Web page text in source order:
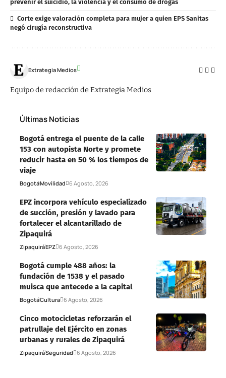
prevenir el suicidio, la violencia y el consumo de drogas
Corte exige valoración completa para mujer a quien EPS Sanitas
negó cirugía reconstructiva
Extrategia Medios
Equipo de redacción de Extrategia Medios
Últimas Noticias
Bogotá entrega el puente de la calle
153 con autopista Norte y promete
reducir hasta en 50 % los tiempos de
viaje
BogotáMovilidad 6 Agosto, 2026
EPZ incorpora vehículo especializado
de succión, presión y lavado para
fortalecer el alcantarillado de
Zipaquirá
ZipaquiráEPZ 6 Agosto, 2026
Bogotá cumple 488 años: la
fundación de 1538 y el pasado
muisca que antecede a la capital
BogotáCultura 6 Agosto, 2026
Cinco motocicletas reforzarán el
patrullaje del Ejército en zonas
urbanas y rurales de Zipaquirá
ZipaquiráSeguridad 6 Agosto, 2026